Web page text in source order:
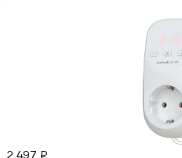
2 497 ₽